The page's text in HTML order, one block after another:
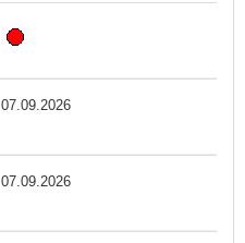
07.09.2026
07.09.2026